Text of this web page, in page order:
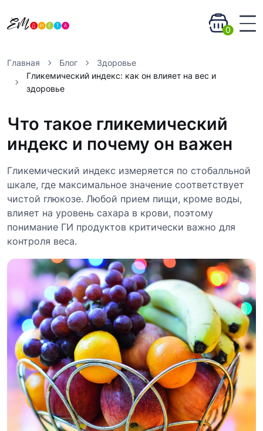
0
Главная Блог
Здоровье
Гликемический индекс: как он влияет на вес и
здоровье
Что такое гликемический
индекс и почему он важен
Гликемический индекс измеряется по стобалльной
шкале, где максимальное значение соответствует
чистой глюкозе. Любой прием пищи, кроме воды,
влияет на уровень сахара в крови, поэтому
понимание ГИ продуктов критически важно для
контроля веса.